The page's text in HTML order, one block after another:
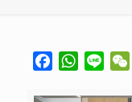
FacebookWhatsApp
Line